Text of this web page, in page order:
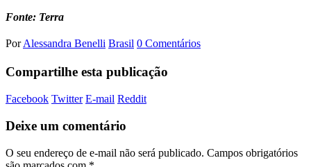
Fonte: Terra
Por Alessandra Benelli Brasil 0 Comentários
Compartilhe esta publicação
Facebook Twitter E-mail Reddit
Deixe um comentário
O seu endereço de e-mail não será publicado. Campos obrigatórios